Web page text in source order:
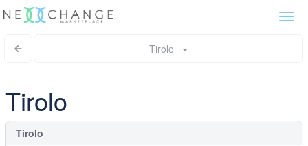
Tirolo
Tirolo
Tirolo